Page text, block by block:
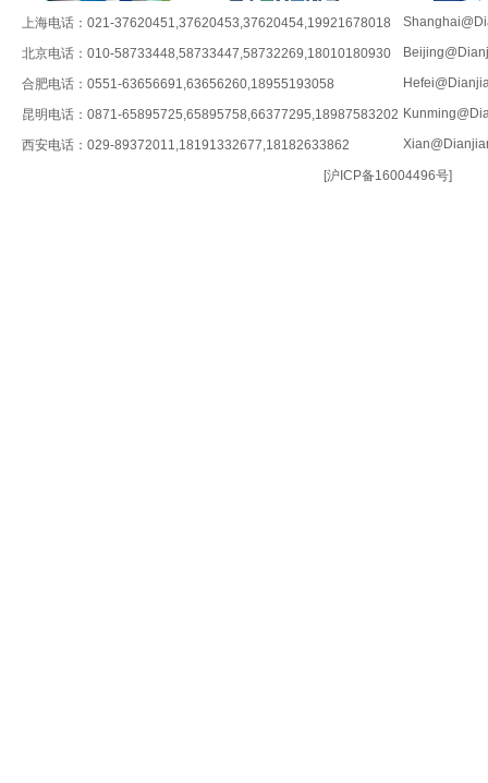
上海电话：021-37620451,37620453,37620454,19921678018
北京电话：010-58733448,58733447,58732269,18010180930
合肥电话：0551-63656691,63656260,18955193058
昆明电话：0871-65895725,65895758,66377295,18987583202
西安电话：029-89372011,18191332677,18182633862
[沪ICP备16004496号]